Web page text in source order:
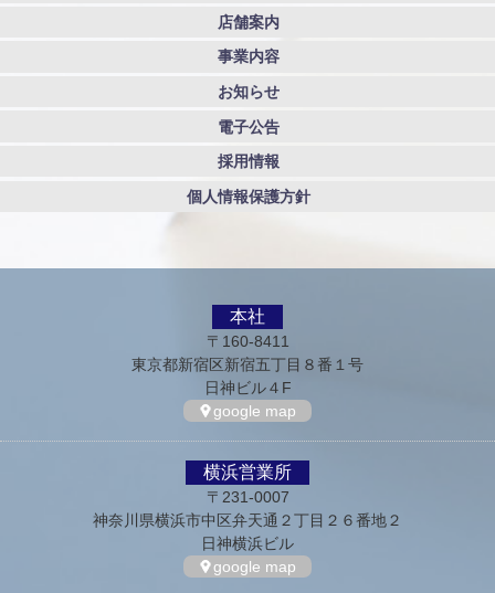
店舗案内
事業内容
お知らせ
電子公告
採用情報
個人情報保護方針
本社
〒160-8411
東京都新宿区新宿五丁目８番１号
日神ビル４F
google map
横浜営業所
〒231-0007
神奈川県横浜市中区弁天通２丁目２６番地２
日神横浜ビル
google map